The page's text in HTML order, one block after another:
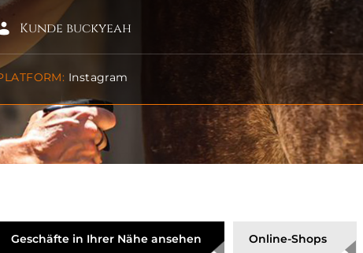
Kunde buckyeah
Instagram
Geschäfte in Ihrer Nähe ansehen Online-Shops